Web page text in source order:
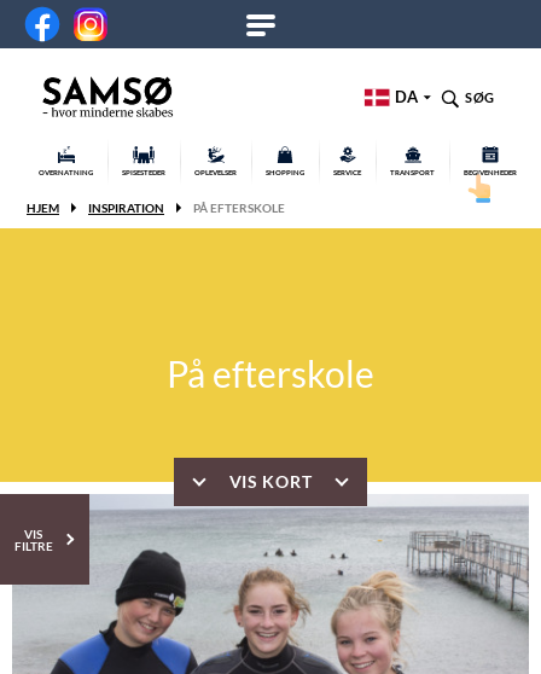
DA SØG
OVERNATNING SPISESTEDER OPLEVELSER SHOPPING SERVICE TRANSPORT BEGIVENHEDER
HJEM INSPIRATION PÅ EFTERSKOLE
På efterskole
VIS KORT
VIS
FILTRE